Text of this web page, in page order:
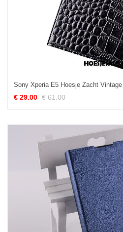
Sony Xperia E5 Hoesje Zacht
€ 29.00 € 61.00